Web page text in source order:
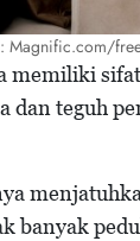
Magnific.com/
memiliki
dan teguh
banyak